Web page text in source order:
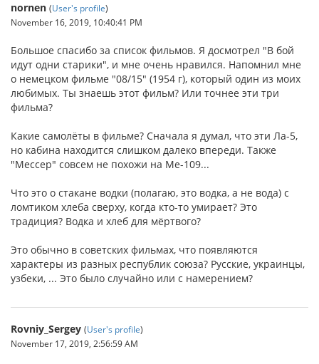
nornen (User's profile)
November 16, 2019, 10:40:41 PM
Большое спасибо за список фильмов. Я досмотрел "В бой
идут одни старики", и мне очень нравился. Напомнил мне
о немецком фильме "08/15" (1954 г), который один из моих
любимых. Ты знаешь этот фильм? Или точнее эти три
фильма?
Какие самолёты в фильме? Сначала я думал, что эти Ла-5,
но кабина находится слишком далеко впереди. Также
"Мессер" совсем не похожи на Me-109...
Что это о стакане водки (полагаю, это водка, а не вода) с
ломтиком хлеба сверху, когда кто-то умирает? Это
традиция? Водка и хлеб для мёртвого?
Это обычно в советских фильмах, что появляются
характеры из разных республик союза? Русские, украинцы,
узбеки, ... Это было случайно или с намерением?
Rovniy_Sergey (User's profile)
November 17, 2019, 2:56:59 AM